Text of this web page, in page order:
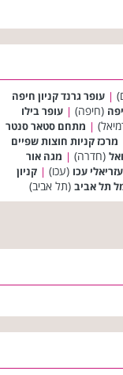
| עופר גרנד קניון חיפה
(חיפה) | עופר בילו
| מתחם סטאר סנטר
מרכז קניות חוצות שפיים
(חדרה) | מגה אור
עכו (עכו) | קניון
תל אביב (תל אביב)